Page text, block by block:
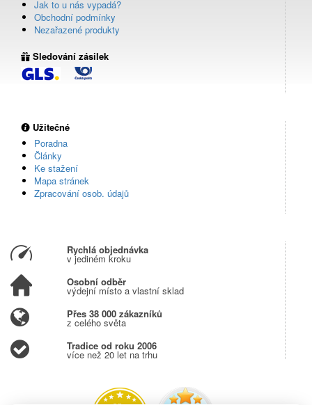
Jak to u nás vypadá?
Obchodní podmínky
Nezařazené produkty
Sledování zásilek
Užitečné
Poradna
Články
Ke stažení
Mapa stránek
Zpracování osob. údajů
Rychlá objednávka
v jediném kroku
Osobní odběr
výdejní místo a vlastní sklad
Přes 38 000 zákazníků
z celého světa
Tradice od roku 2006
více než 20 let na trhu